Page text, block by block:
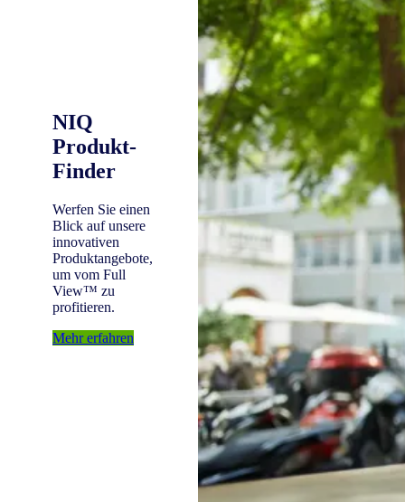
NIQ
Produkt-
Finder
Werfen Sie einen
Blick auf unsere
innovativen
Produktangebote,
um vom Full
View™ zu
profitieren.
Mehr erfahren